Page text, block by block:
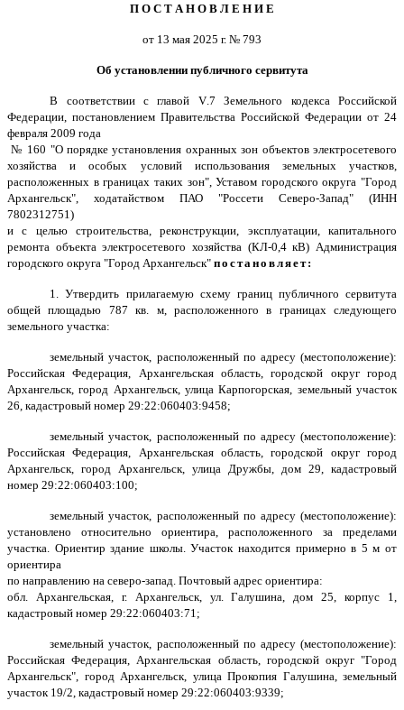
П О С Т А Н О В Л Е Н И Е
от 13 мая 2025 г. № 793
Об установлении публичного сервитута
В соответствии с главой V.7 Земельного кодекса Российской
Федерации, постановлением Правительства Российской Федерации от 24
февраля 2009 года
№ 160 "О порядке установления охранных зон объектов электросетевого
хозяйства и особых условий использования земельных участков,
расположенных в границах таких зон", Уставом городского округа "Город
Архангельск", ходатайством ПАО "Россети Северо-Запад" (ИНН
7802312751)
и с целью строительства, реконструкции, эксплуатации, капитального
ремонта объекта электросетевого хозяйства (КЛ-0,4 кВ) Администрация
городского округа "Город Архангельск" постановляет:
1. Утвердить прилагаемую схему границ публичного сервитута
общей площадью 787 кв. м, расположенного в границах следующего
земельного участка:
земельный участок, расположенный по адресу (местоположение):
Российская Федерация, Архангельская область, городской округ город
Архангельск, город Архангельск, улица Карпогорская, земельный участок
26, кадастровый номер 29:22:060403:9458;
земельный участок, расположенный по адресу (местоположение):
Российская Федерация, Архангельская область, городской округ город
Архангельск, город Архангельск, улица Дружбы, дом 29, кадастровый
номер 29:22:060403:100;
земельный участок, расположенный по адресу (местоположение):
установлено относительно ориентира, расположенного за пределами
участка. Ориентир здание школы. Участок находится примерно в 5 м от
ориентира
по направлению на северо-запад. Почтовый адрес ориентира:
обл. Архангельская, г. Архангельск, ул. Галушина, дом 25, корпус 1,
кадастровый номер 29:22:060403:71;
земельный участок, расположенный по адресу (местоположение):
Российская Федерация, Архангельская область, городской округ "Город
Архангельск", город Архангельск, улица Прокопия Галушина, земельный
участок 19/2, кадастровый номер 29:22:060403:9339;